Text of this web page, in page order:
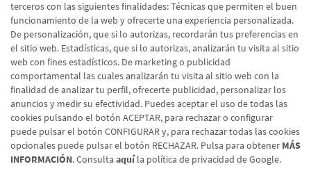
terceros con las siguientes finalidades: Técnicas que permiten el buen
funcionamiento de la web y ofrecerte una experiencia personalizada.
De personalización, que si lo autorizas, recordarán tus preferencias en
el sitio web. Estadísticas, que si lo autorizas, analizarán tu visita al sitio
web con fines estadísticos. De marketing o publicidad
comportamental las cuales analizarán tu visita al sitio web con la
finalidad de analizar tu perfil, ofrecerte publicidad, personalizar los
anuncios y medir su efectividad. Puedes aceptar el uso de todas las
cookies pulsando el botón ACEPTAR, para rechazar o configurar
puede pulsar el botón CONFIGURAR y, para rechazar todas las cookies
opcionales puede pulsar el botón RECHAZAR. Pulsa para obtener MÁS
INFORMACIÓN. Consulta aquíla política de privacidad de Google.
Corporativo(39)
Emprendedores (26)
Talento(20)
Digital(19)
En Marcha (10)